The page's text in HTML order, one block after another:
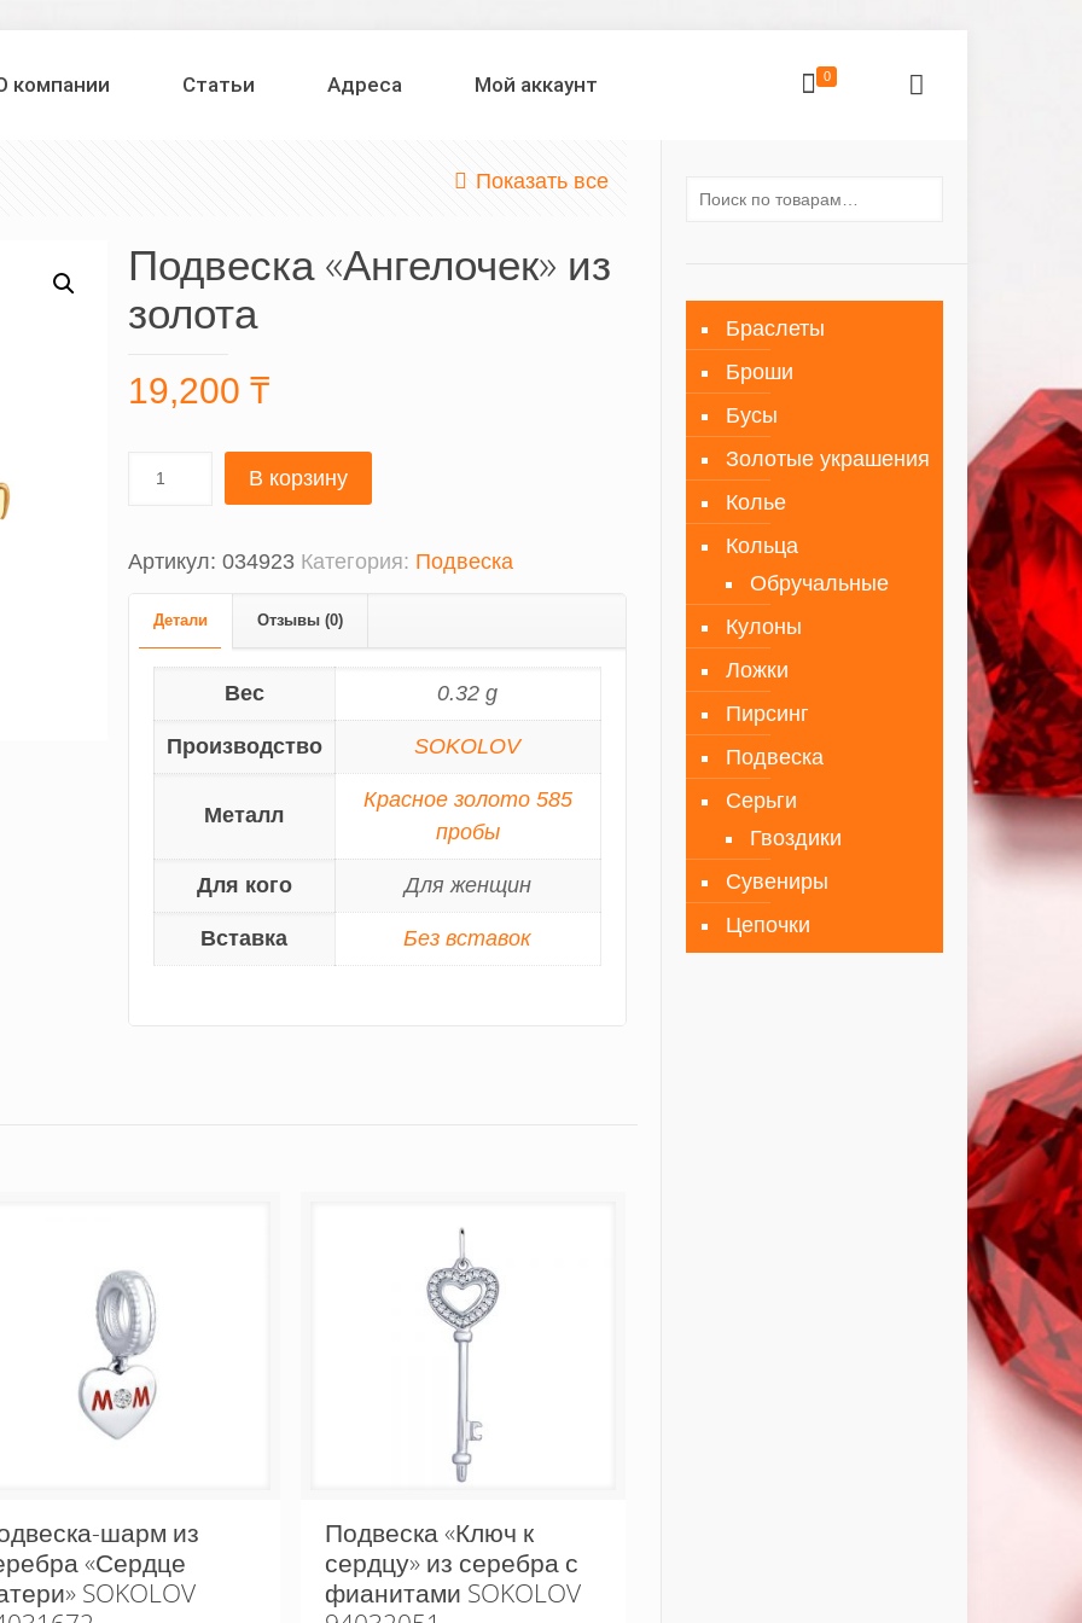
компании Статьи Адреса Мой аккаунт 0
Показать все
Подвеска «Ангелочек» из
золота
19,200 ₸
В корзину
Артикул: 034923 Категория: Подвеска
Детали Отзывы (0)
Вес 0.32 g
Производство SOKOLOV
Металл
Красное золото 585
пробы
Для кого Для женщин
Вставка Без вставок
шарм из
«Сердце
SOKOLOV
Подвеска «Ключ к
сердцу» из серебра с
фианитами SOKOLOV
Браслеты
Броши
Бусы
Золотые украшения
Колье
Кольца
Обручальные
Кулоны
Ложки
Пирсинг
Подвеска
Серьги
Гвоздики
Сувениры
Цепочки